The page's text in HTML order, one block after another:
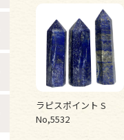
ラピスポイント S
No,5532